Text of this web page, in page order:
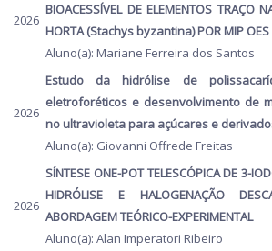
2026
BIOACESSÍVEL DE ELEMENTOS TRAÇO
HORTA (Stachys byzantina) POR MIP OES
Aluno(a): Mariane Ferreira dos Santos
2026
Estudo da hidrólise de
eletroforéticos e desenvolvimento de
no ultravioleta para açúcares e
Aluno(a): Giovanni Offrede Freitas
2026
SÍNTESE ONE-POT TELESCÓPICA DE 3-
HIDRÓLISE E HALOGENAÇÃO
ABORDAGEM TEÓRICO-EXPERIMENTAL
Aluno(a): Alan Imperatori Ribeiro